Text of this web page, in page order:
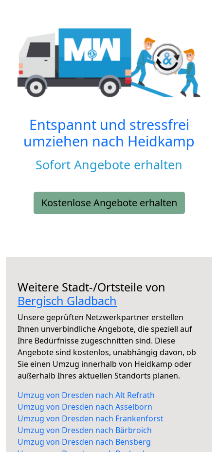
Entspannt und stressfrei
umziehen nach Heidkamp
Sofort Angebote erhalten
Kostenlose Angebote erhalten
Weitere Stadt-/Ortsteile von
Bergisch Gladbach
Unsere geprüften Netzwerkpartner erstellen
Ihnen unverbindliche Angebote, die speziell auf
Ihre Bedürfnisse zugeschnitten sind. Diese
Angebote sind kostenlos, unabhängig davon, ob
Sie einen Umzug innerhalb von Heidkamp oder
außerhalb Ihres aktuellen Standorts planen.
Umzug von Dresden nach Alt Refrath
Umzug von Dresden nach Asselborn
Umzug von Dresden nach Frankenforst
Umzug von Dresden nach Bärbroich
Umzug von Dresden nach Bensberg